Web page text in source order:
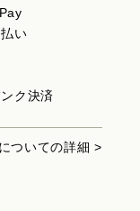
い
ク決済
ついての詳細 >